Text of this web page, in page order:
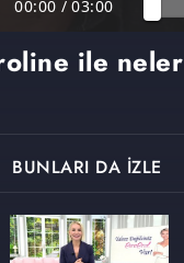
00:00 / 03:00
ile neler
BUNLARI DA İZLE